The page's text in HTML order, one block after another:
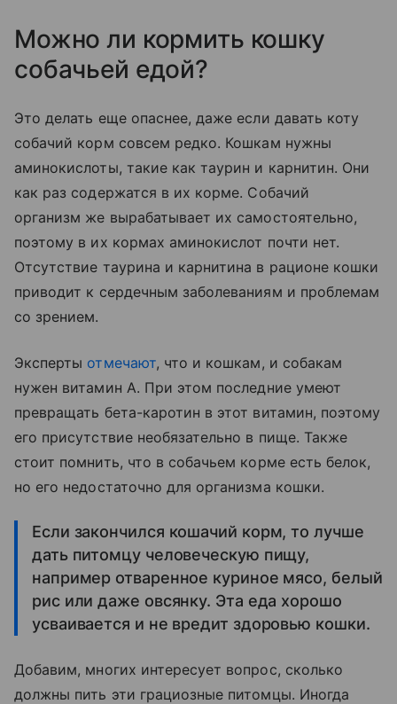
Можно ли кормить кошку
собачьей едой?
Это делать еще опаснее, даже если давать коту
собачий корм совсем редко. Кошкам нужны
аминокислоты, такие как таурин и карнитин. Они
как раз содержатся в их корме. Собачий
организм же вырабатывает их самостоятельно,
поэтому в их кормах аминокислот почти нет.
Отсутствие таурина и карнитина в рационе кошки
приводит к сердечным заболеваниям и проблемам
со зрением.
Эксперты отмечают, что и кошкам, и собакам
нужен витамин A. При этом последние умеют
превращать бета-каротин в этот витамин, поэтому
его присутствие необязательно в пище. Также
стоит помнить, что в собачьем корме есть белок,
но его недостаточно для организма кошки.
Если закончился кошачий корм, то лучше
дать питомцу человеческую пищу,
например отваренное куриное мясо, белый
рис или даже овсянку. Эта еда хорошо
усваивается и не вредит здоровью кошки.
Добавим, многих интересует вопрос, сколько
должны пить эти грациозные питомцы. Иногда